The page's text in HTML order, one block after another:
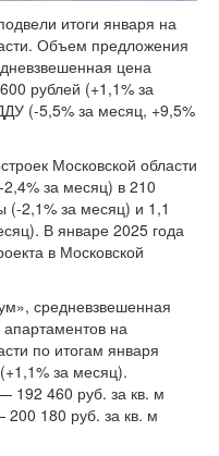
итоги января на
Объем предложения
цена
рублей (+1,1% за
(-5,5% за месяц, +9,5%
Московской области
за месяц) в 210
(-2,1% за месяц) и 1,1
В январе 2025 года
в Московской
средневзвешенная
апартаментов на
по итогам января
за месяц).
192 460 руб. за кв. м
180 руб. за кв. м